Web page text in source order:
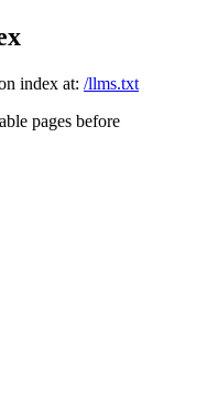
index at: /llms.txt
pages before